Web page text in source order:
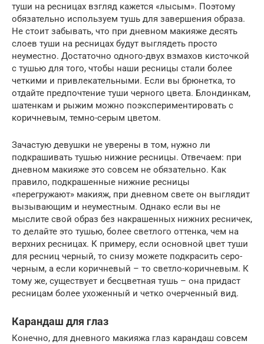
туши на ресницах взгляд кажется «лысым». Поэтому
обязательно используем тушь для завершения образа.
Не стоит забывать, что при дневном макияже десять
слоев туши на ресницах будут выглядеть просто
неуместно. Достаточно одного-двух взмахов кисточкой
с тушью для того, чтобы наши ресницы стали более
четкими и привлекательными. Если вы брюнетка, то
отдайте предпочтение туши черного цвета. Блондинкам,
шатенкам и рыжим можно поэкспериментировать с
коричневым, темно-серым цветом.
Зачастую девушки не уверены в том, нужно ли
подкрашивать тушью нижние ресницы. Отвечаем: при
дневном макияже это совсем не обязательно. Как
правило, подкрашенные нижние ресницы
«перегружают» макияж, при дневном свете он выглядит
вызывающим и неуместным. Однако если вы не
мыслите свой образ без накрашенных нижних ресничек,
то делайте это тушью, более светлого оттенка, чем на
верхних ресницах. К примеру, если основной цвет туши
для ресниц черный, то снизу можете подкрасить серо-
черным, а если коричневый – то светло-коричневым. К
тому же, существует и бесцветная тушь – она придаст
ресницам более ухоженный и четко очерченный вид.
Карандаш для глаз
Конечно, для дневного макияжа глаз карандаш совсем